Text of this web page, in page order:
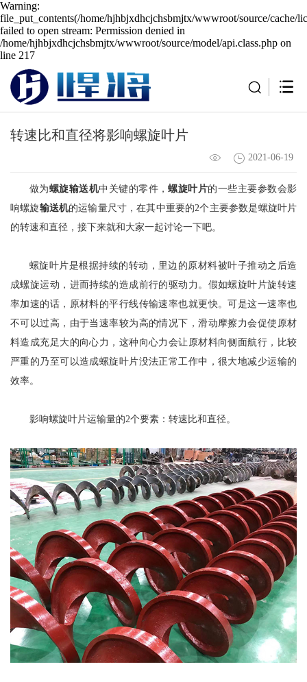
Warning:
file_put_contents(/home/hjhbjxdhcjchsbmjtx/wwwroot/source/cache/
failed to open stream: Permission denied in
/home/hjhbjxdhcjchsbmjtx/wwwroot/source/model/api.class.php on
line 217
转速比和直径将影响螺旋叶片
2021-06-19
做为螺旋输送机中关键的零件，螺旋叶片的一些主要参数会影
响螺旋输送机的运输量尺寸，在其中重要的2个主要参数是螺旋叶片
的转速和直径，接下来就和大家一起讨论一下吧。
螺旋叶片是根据持续的转动，里边的原材料被叶子推动之后造
成螺旋运动，进而持续的造成前行的驱动力。假如螺旋叶片旋转速
率加速的话，原材料的平行线传输速率也就更快。可是这一速率也
不可以过高，由于当速率较为高的情况下，滑动摩擦力会促使原材
料造成充足大的向心力，这种向心力会让原材料向侧面航行，比较
严重的乃至可以造成螺旋叶片没法正常工作中，很大地减少运输的
效率。
影响螺旋叶片运输量的2个要素：转速比和直径。